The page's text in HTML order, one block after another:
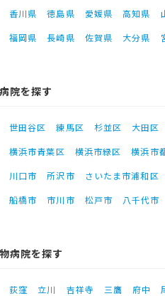
香川県 徳島県 愛媛県 高知県
福岡県 長崎県 佐賀県 大分県
院を探す
世田谷区 練馬区 杉並区 大田区
横浜市青葉区 横浜市緑区 横浜市
川口市 所沢市 さいたま市浦和区
船橋市 市川市 松戸市 八千代市
病院を探す
荻窪 立川 吉祥寺 三鷹 府中